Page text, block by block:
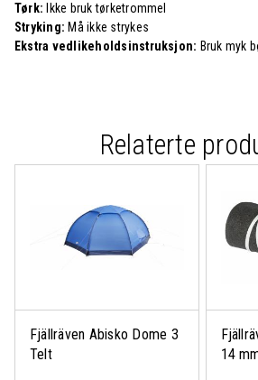
Tørk:
Ikke bruk tørketrommel
Stryking: Må ikke strykes
Ekstra vedlikeholdsinstruksjon: Bruk myk
Relaterte
Fjällräven Abisko Dome 3
Telt
14